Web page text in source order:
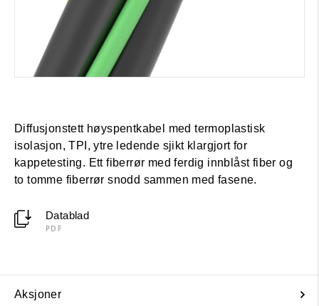
Diffusjonstett høyspentkabel med termoplastisk
isolasjon, TPI, ytre ledende sjikt klargjort for
kappetesting. Ett fiberrør med ferdig innblåst fiber og
to tomme fiberrør snodd sammen med fasene.
Datablad
PDF
Aksjoner